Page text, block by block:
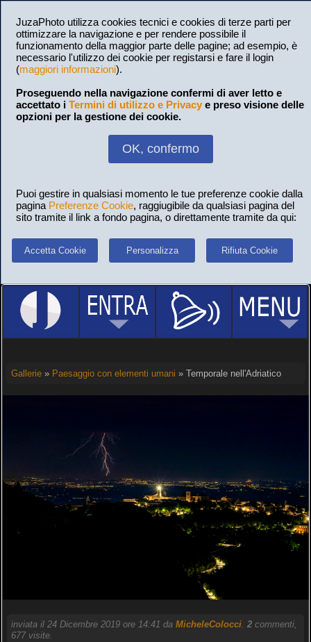
JuzaPhoto utilizza cookies tecnici e cookies di terze parti per
ottimizzare la navigazione e per rendere possibile il
funzionamento della maggior parte delle pagine; ad esempio, è
necessario l'utilizzo dei cookie per registarsi e fare il login
(maggiori informazioni).
Proseguendo nella navigazione confermi di aver letto e
accettato i Termini di utilizzo e Privacy e preso visione delle
opzioni per la gestione dei cookie.
OK, confermo
Puoi gestire in qualsiasi momento le tue preferenze cookie dalla
pagina Preferenze Cookie, raggiugibile da qualsiasi pagina del
sito tramite il link a fondo pagina, o direttamente tramite da qui:
Accetta Cookie Personalizza Rifiuta Cookie
Gallerie» Paesaggio con elementi umani » Temporale nell'Adriatico
inviata il 24 Dicembre 2019 ore 14:41 da MicheleColocci. 2commenti,
677 visite.